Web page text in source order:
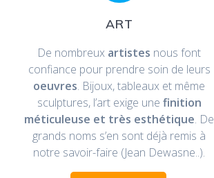
ART
De nombreux artistes nous font
confiance pour prendre soin de leurs
oeuvres. Bijoux, tableaux et même
sculptures, l’art exige une finition
méticuleuse et très esthétique. De
grands noms s’en sont déjà remis à
notre savoir-faire (Jean Dewasne..).